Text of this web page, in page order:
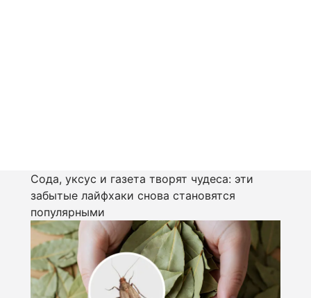
Сода, уксус и газета творят чудеса: эти
забытые лайфхаки снова становятся
популярными